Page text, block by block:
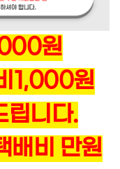
원
1,000원
립니다.
배비 만원